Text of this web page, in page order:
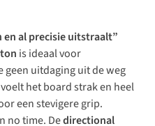
al precisie uitstraalt”
is ideaal voor
uitdaging uit de weg
het board strak en heel
een stevigere grip.
no time. Dedirectional